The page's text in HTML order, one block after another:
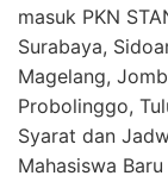
masuk PKN
Surabaya,
Magelang,
Probolinggo,
Syarat dan
Mahasiswa